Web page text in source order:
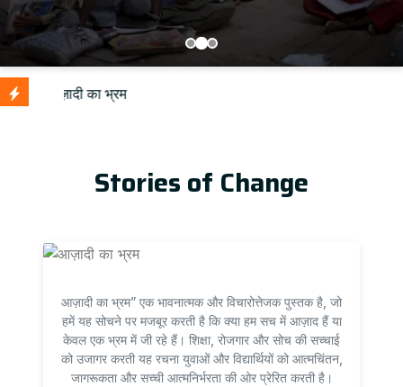
Stories of Change
आज़ादी का भ्रम” एक भावनात्मक और विचारोत्तेजक पुस्तक है, जो
हमें यह सोचने पर मजबूर करती है कि क्या हम सच में आज़ाद हैं या
केवल एक भ्रम में जी रहे हैं। शिक्षा, रोजगार और सोच की सच्चाई
को उजागर करती यह रचना युवाओं और विद्यार्थियों को आत्मचिंतन,
जागरूकता और सच्ची आत्मनिर्भरता की ओर प्रेरित करती है।